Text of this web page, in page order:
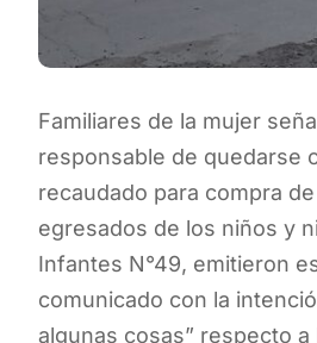
Familiares de la mujer
responsable de quedarse
recaudado para compra
egresados de los niños y
Infantes N°49, emitieron
comunicado con la
algunas cosas” respecto